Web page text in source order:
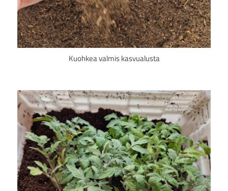
Kuohkea valmis kasvualusta